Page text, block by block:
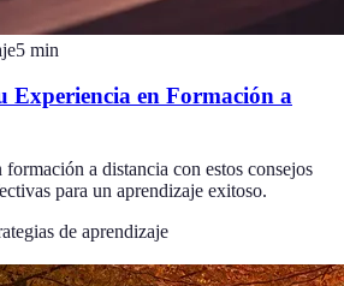
5 min
Experiencia en Formación a
a distancia con estos consejos
para un aprendizaje exitoso.
de aprendizaje